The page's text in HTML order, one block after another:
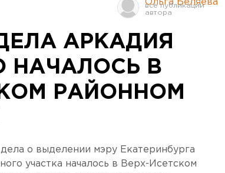
Ольга Беляева
АРКАДИЯ
НАЧАЛОСЬ В
РАЙОННОМ
о выделении мэру Екатеринбурга
участка началось в Верх-Исетском